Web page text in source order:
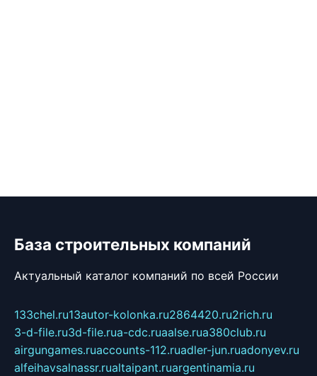
База строительных компаний
Актуальный каталог компаний по всей России
133chel.ru13autor-kolonka.ru2864420.ru2rich.ru
3-d-file.ru3d-file.rua-cdc.ruaalse.rua380club.ru
airgungames.ruaccounts-112.ruadler-jun.ruadonyev.ru
alfeihavsalnassr.rualtaipant.ruargentinamia.ru